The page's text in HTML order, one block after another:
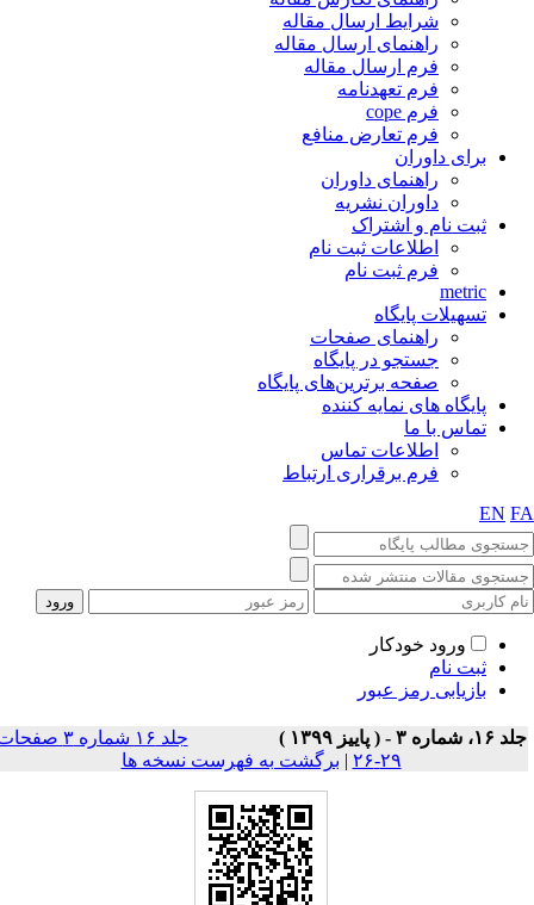
شرایط ارسال مقاله
راهنمای ارسال مقاله
فرم ارسال مقاله
فرم تعهدنامه
فرم cope
فرم تعارض منافع
برای داوران
راهنمای داوران
داوران نشریه
ثبت نام و اشتراک
اطلاعات ثبت نام
فرم ثبت نام
metric
تسهیلات پایگاه
راهنمای صفحات
جستجو در پایگاه
صفحه برترین‌های پایگاه
پایگاه های نمایه کننده
تماس با ما
اطلاعات تماس
فرم برقراری ارتباط
EN
ورود خودکار
ثبت نام
بازیابی رمز عبور
شماره ۳ - ( پاييز ۱۳۹۹ )
جلد ۱۶ شماره ۳ صفحات
۲۹-۲۶
| برگشت به فهرست نسخه ها